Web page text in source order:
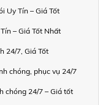
Uy Tín – Giá Tốt
– Giá Tốt Nhất
24/7, Giá Tốt
chóng, phục vụ 24/7
chóng 24/7 – Giá tốt